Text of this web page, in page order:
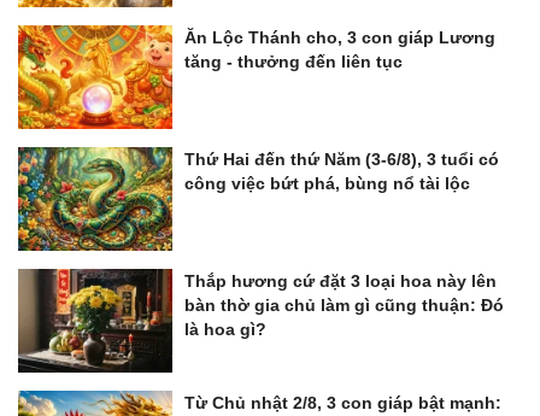
Ăn Lộc Thánh cho, 3 con giáp Lương
tăng - thưởng đến liên tục
Thứ Hai đến thứ Năm (3-6/8), 3 tuổi có
công việc bứt phá, bùng nổ tài lộc
Thắp hương cứ đặt 3 loại hoa này lên
bàn thờ gia chủ làm gì cũng thuận: Đó
là hoa gì?
Từ Chủ nhật 2/8, 3 con giáp bật mạnh: